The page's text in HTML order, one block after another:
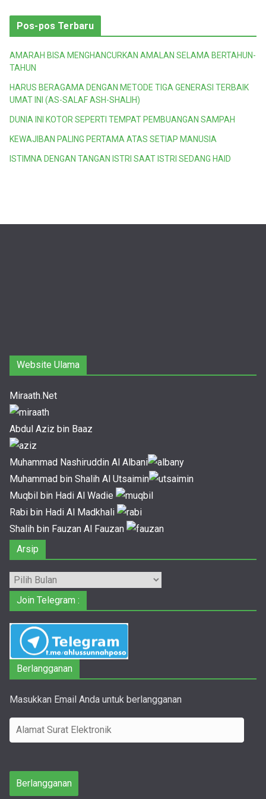
Pos-pos Terbaru
AMARAH BISA MENGHANCURKAN AMALAN SELAMA BERTAHUN-
TAHUN
HARUS BERAGAMA DENGAN METODE TIGA GENERASI TERBAIK
UMAT INI (AS-SALAF ASH-SHALIH)
DUNIA INI KOTOR SEPERTI TEMPAT PEMBUANGAN SAMPAH
KEWAJIBAN PALING PERTAMA ATAS SETIAP MANUSIA
ISTIMNA DENGAN TANGAN ISTRI SAAT ISTRI SEDANG HAID
Website Ulama
Miraath.Net
Abdul Aziz bin Baaz
Muhammad Nashiruddin Al Albani
Muhammad bin Shalih Al Utsaimin
Muqbil bin Hadi Al Wadie
Rabi bin Hadi Al Madkhali
Shalih bin Fauzan Al Fauzan
Arsip
Arsip
Join Telegram :
Berlangganan
Masukkan Email Anda untuk berlangganan
l
m
Berlangganan